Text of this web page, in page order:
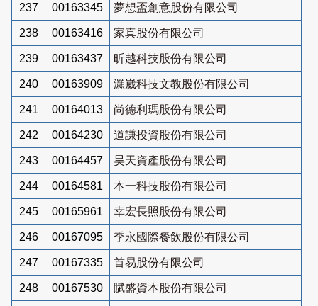
237 00163345 夢想盃創意股份有限公司
238 00163416 家真股份有限公司
239 00163437 昕越科技股份有限公司
240 00163909 灝崴科技文教股份有限公司
241 00164013 尚德利瑪股份有限公司
242 00164230 道謙投資股份有限公司
243 00164457 昊天資產股份有限公司
244 00164581 本一科技股份有限公司
245 00165961 幸宏長照股份有限公司
246 00167095 季永國際餐飲股份有限公司
247 00167335 首易股份有限公司
248 00167530 賦盛資本股份有限公司